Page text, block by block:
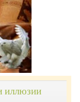
иллюзии